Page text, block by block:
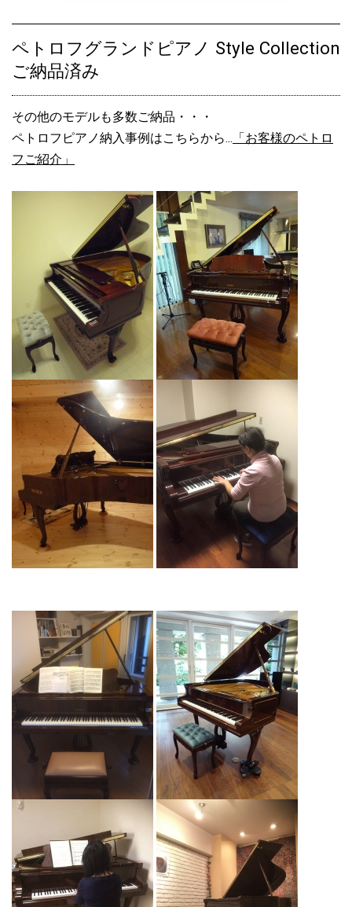
ペトロフグランドピアノ Style Collection
ご納品済み
その他のモデルも多数ご納品・・・
ペトロフピアノ納入事例はこちらから... 「お客様のペトロ
フご紹介」